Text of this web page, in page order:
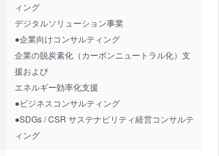
ィング
デジタルソリューション事業
●企業向けコンサルティング
企業の脱炭素化（カーボンニュートラル化）支
援および
エネルギー効率化支援
●ビジネスコンサルティング
●SDGs / CSR サステナビリティ経営コンサルテ
ィング